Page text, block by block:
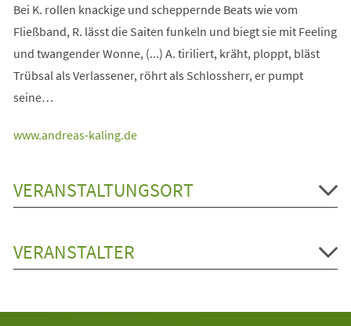
Bei K. rollen knackige und scheppernde Beats wie vom
Fließband, R. lässt die Saiten funkeln und biegt sie mit Feeling
und twangender Wonne, (...) A. tiriliert, kräht, ploppt, bläst
Trübsal als Verlassener, röhrt als Schlossherr, er pumpt
seine…
www.andreas-kaling.de
(Öffnet
neuen
VERANSTALTUNGSORT
VERANSTALTER